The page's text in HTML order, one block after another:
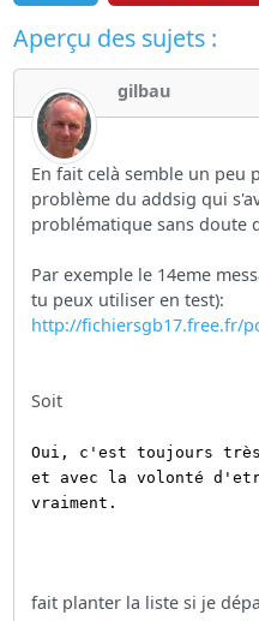
Aperçu des sujets :
gilbau
En fait celà semble un peu
problème du addsig qui
problématique sans doute
Par exemple le 14eme
tu peux utiliser en test):
http://fichiersgb17.free.fr/
Soit
Oui, c'est toujours
et avec la volonté
vraiment.
fait planter la liste si je